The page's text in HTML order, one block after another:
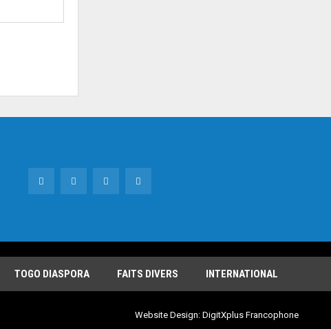
TOGO DIASPORA FAITS DIVERS INTERNATIONAL
Website Design: DigitXplus Francophone